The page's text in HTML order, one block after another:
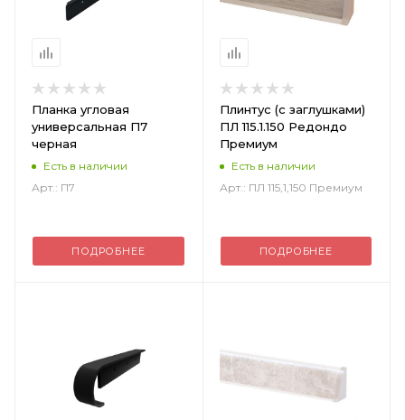
Планка угловая
универсальная П7
черная
Есть в наличии
Арт.: П7
ПОДРОБНЕЕ
Плинтус (с заглушками)
ПЛ 115.1.150 Редондо
Премиум
Есть в наличии
Арт.: ПЛ 115,1,150 Премиум
ПОДРОБНЕЕ